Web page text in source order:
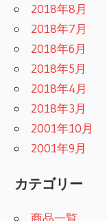
2018年8月
2018年7月
2018年6月
2018年5月
2018年4月
2018年3月
2001年10月
2001年9月
カテゴリー
商品一覧